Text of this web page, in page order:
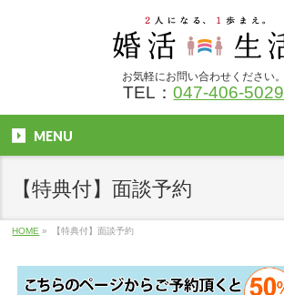
お気軽にお問い合わせください。
TEL：047-406-5029
MENU
【特典付】面談予約
HOME » 【特典付】面談予約